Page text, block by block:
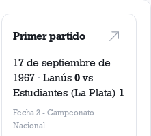
Primer partido
17 de septiembre de
1967 · Lanús 0vs
Estudiantes (La Plata) 1
Fecha 2 - Campeonato
Nacional